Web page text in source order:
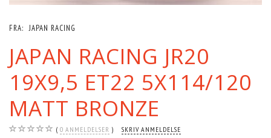
FRA: JAPAN RACING
JAPAN RACING JR20
19X9,5 ET22 5X114/120
MATT BRONZE
0 ANMELDELSER SKRIV ANMELDELSE